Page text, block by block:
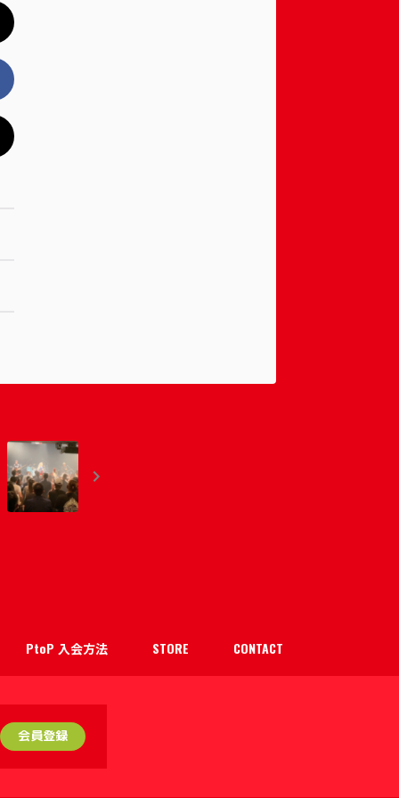
PtoP 入会方法 STORE CONTACT
会員登録